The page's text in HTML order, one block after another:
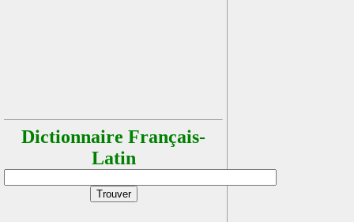
Dictionnaire Français-
Latin